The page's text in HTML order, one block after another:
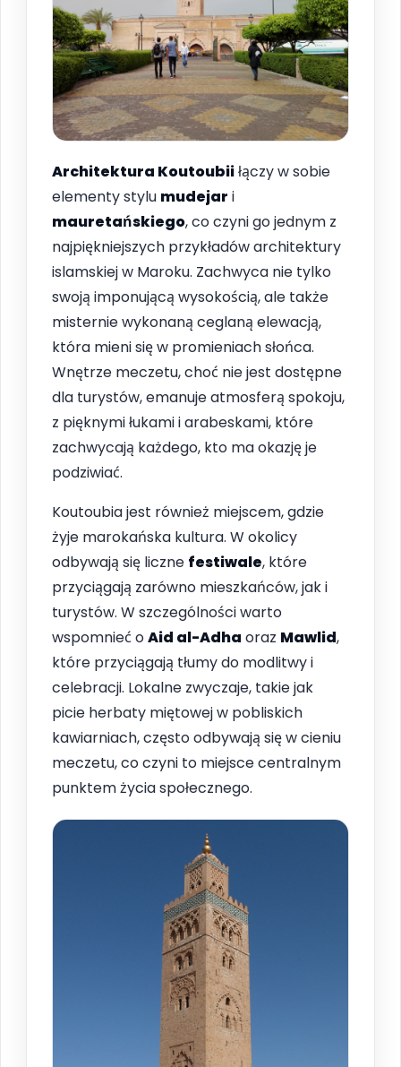
Architektura Koutoubiiłączy w sobie
elementy stylu mudejar i
mauretańskiego, co czyni go jednym z
najpiękniejszych przykładów architektury
islamskiej w Maroku. Zachwyca nie tylko
swoją imponującą wysokością, ale także
misternie wykonaną ceglaną elewacją,
która mieni się w promieniach słońca.
Wnętrze meczetu, choć nie jest dostępne
dla turystów, emanuje atmosferą spokoju,
z pięknymi łukami i arabeskami, które
zachwycają każdego, kto ma okazję je
podziwiać.
Koutoubia jest również miejscem, gdzie
żyje marokańska kultura. W okolicy
odbywają się liczne festiwale, które
przyciągają zarówno mieszkańców, jak i
turystów. W szczególności warto
wspomnieć oAid al-Adha oraz Mawlid,
które przyciągają tłumy do modlitwy i
celebracji. Lokalne zwyczaje, takie jak
picie herbaty miętowej w pobliskich
kawiarniach, często odbywają się w cieniu
meczetu, co czyni to miejsce centralnym
punktem życia społecznego.